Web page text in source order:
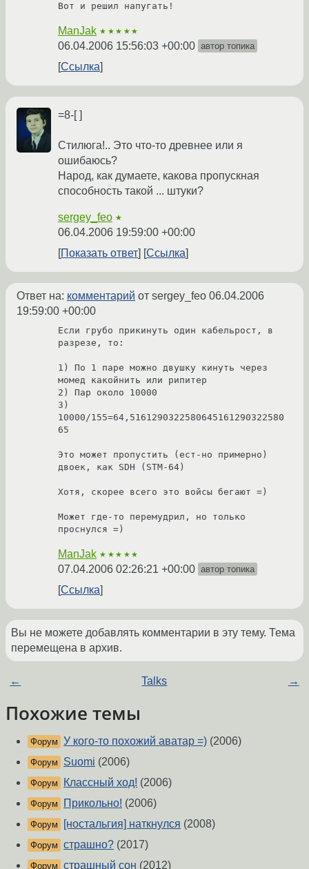
Вот и решил напугать!
ManJak ★★★★★
06.04.2006 15:56:03 +00:00 автор топика
Ссылка
=8-[ ]
Стилюга!.. Это что-то древнее или я
ошибаюсь?
Народ, как думаете, какова пропускная
способность такой ... штуки?
sergey_feo ★
06.04.2006 19:59:00 +00:00
Показать ответ
Ссылка
Ответ на: комментарий от sergey_feo 06.04.2006
19:59:00 +00:00
Если грубо прикинуть один кабельрост, в
разрезе, то:
1) По 1 паре можно двушку кинуть через
момед какойнить или рипитер
2) Пар около 10000
3)
10000/155=64,5161290322580645161290322580
65
Это может пропустить (ест-но примерно)
двоек, как SDH (STM-64)
Хотя, скорее всего это войсы бегают =)
Может где-то перемудрил, но только
проснулся =)
ManJak ★★★★★
07.04.2006 02:26:21 +00:00 автор топика
Ссылка
Вы не можете добавлять комментарии в эту тему. Тема
перемещена в архив.
← Talks →
Похожие темы
Форум У кого-то похожий аватар =) (2006)
Форум Suomi (2006)
Форум Классный ход! (2006)
Форум Прикольно! (2006)
Форум [ностальгия] наткнулся (2008)
Форум страшно? (2017)
Форум страшный сон (2012)